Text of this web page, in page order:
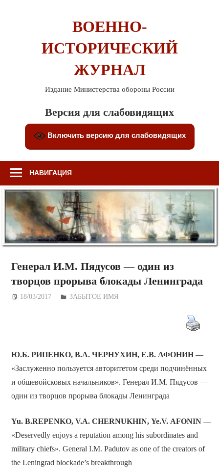
ВОЕННО-
ИСТОРИЧЕСКИЙ
ЖУРНАЛ
Издание Министерства обороны России
Версия для слабовидящих
Включить версию для слабовидящих
НАВИГАЦИЯ
Генерал И.М. Пядусов — один из
творцов прорыва блокады Ленинграда
18/03/2017 Дежурный по Редакции
ЗАБЫТОЕ ИМЯ
Ю.Б. РИПЕНКО, В.А. ЧЕРНУХИН, Е.В. АФОНИН—
«Заслуженно пользуется авторитетом среди подчинённых
и общевойсковых начальников». Генерал И.М. Пядусов —
один из творцов прорыва блокады Ленинграда
Yu. B.REPENKO, V.A. CHERNUKHIN, Ye.V. AFONIN—
«Deservedly enjoys a reputation among his subordinates and
military chiefs». General I.M. Padutov as one of the creators of
the Leningrad blockade’s breakthrough